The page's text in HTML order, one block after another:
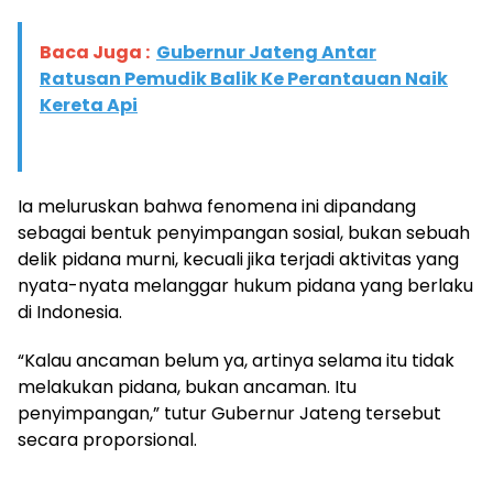
Baca Juga : Gubernur Jateng Antar
Ratusan Pemudik Balik Ke Perantauan Naik
Kereta Api
​Ia meluruskan bahwa fenomena ini dipandang
sebagai bentuk penyimpangan sosial, bukan sebuah
delik pidana murni, kecuali jika terjadi aktivitas yang
nyata-nyata melanggar hukum pidana yang berlaku
di Indonesia.
​“Kalau ancaman belum ya, artinya selama itu tidak
melakukan pidana, bukan ancaman. Itu
penyimpangan,” tutur Gubernur Jateng tersebut
secara proporsional.